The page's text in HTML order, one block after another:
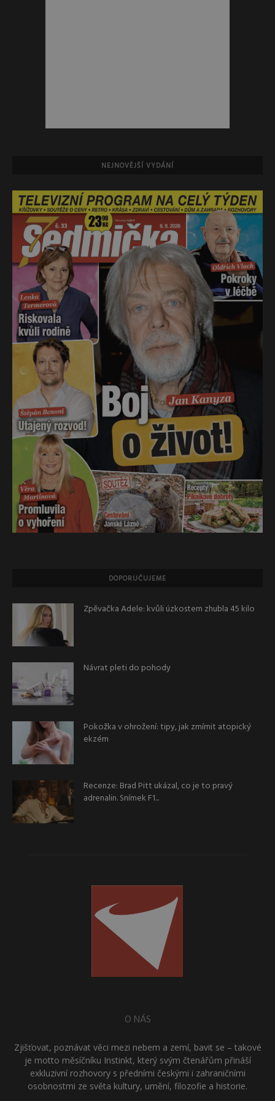
NEJNOVĚJŠÍ VYDÁNÍ
DOPORUČUJEME
Zpěvačka Adele: kvůli úzkostem zhubla 45 kilo
Návrat pleti do pohody
Pokožka v ohrožení: tipy, jak zmírnit atopický
ekzém
Recenze: Brad Pitt ukázal, co je to pravý
adrenalin. Snímek F1...
O NÁS
Zjišťovat, poznávat věci mezi nebem a zemí, bavit se – takové
je motto měsíčníku Instinkt, který svým čtenářům přináší
exkluzivní rozhovory s předními českými i zahraničními
osobnostmi ze světa kultury, umění, filozofie a historie.